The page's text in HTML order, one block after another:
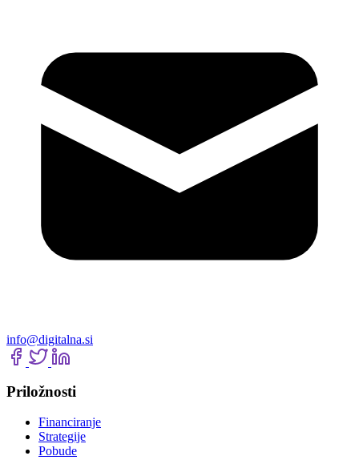
info@digitalna.si
Priložnosti
Financiranje
Strategije
Pobude